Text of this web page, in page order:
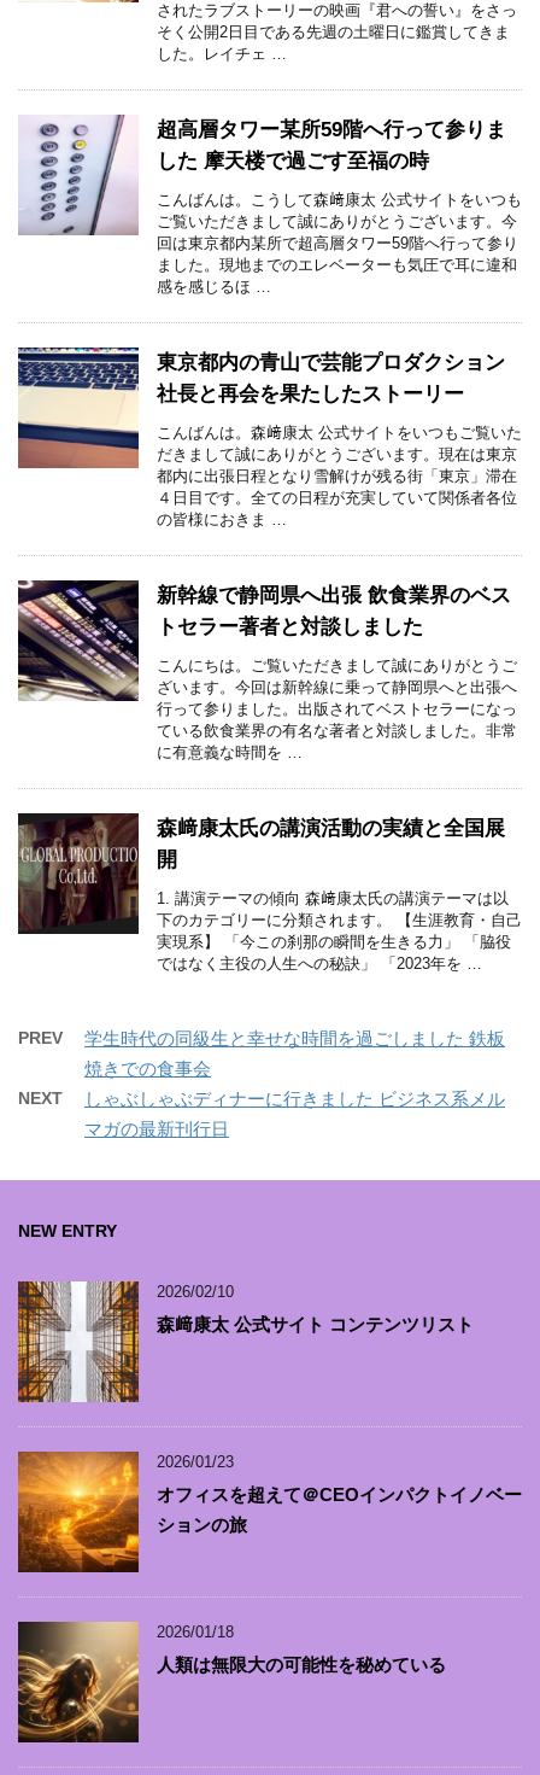
されたラブストーリーの映画『君への誓い』をさっ
そく公開2日目である先週の土曜日に鑑賞してきま
した。レイチェ …
超高層タワー某所59階へ行って参りま
した 摩天楼で過ごす至福の時
こんばんは。こうして森﨑康太 公式サイトをいつも
ご覧いただきまして誠にありがとうございます。今
回は東京都内某所で超高層タワー59階へ行って参り
ました。現地までのエレベーターも気圧で耳に違和
感を感じるほ …
東京都内の青山で芸能プロダクション
社長と再会を果たしたストーリー
こんばんは。森﨑康太 公式サイトをいつもご覧いた
だきまして誠にありがとうございます。現在は東京
都内に出張日程となり雪解けが残る街「東京」滞在
４日目です。全ての日程が充実していて関係者各位
の皆様におきま …
新幹線で静岡県へ出張 飲食業界のベス
トセラー著者と対談しました
こんにちは。ご覧いただきまして誠にありがとうご
ざいます。今回は新幹線に乗って静岡県へと出張へ
行って参りました。出版されてベストセラーになっ
ている飲食業界の有名な著者と対談しました。非常
に有意義な時間を …
森﨑康太氏の講演活動の実績と全国展
開
1. 講演テーマの傾向 森﨑康太氏の講演テーマは以
下のカテゴリーに分類されます。 【生涯教育・自己
実現系】 「今この刹那の瞬間を生きる力」 「脇役
ではなく主役の人生への秘訣」 「2023年を …
PREV
学生時代の同級生と幸せな時間を過ごしました 鉄板
焼きでの食事会
NEXT
しゃぶしゃぶディナーに行きました ビジネス系メル
マガの最新刊行日
NEW ENTRY
2026/02/10
森﨑康太 公式サイト コンテンツリスト
2026/01/23
オフィスを超えて＠CEOインパクトイノベー
ションの旅
2026/01/18
人類は無限大の可能性を秘めている